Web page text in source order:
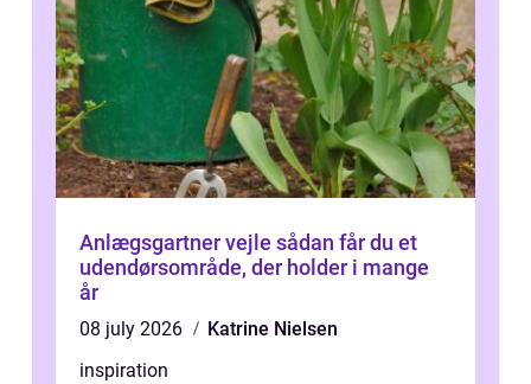
Anlægsgartner vejle sådan får du et
udendørsområde, der holder i mange
år
08 july 2026
Katrine Nielsen
inspiration